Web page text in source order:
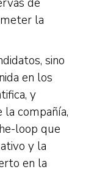
la
sino
en los
y
la compañía,
loop que
y la
en la